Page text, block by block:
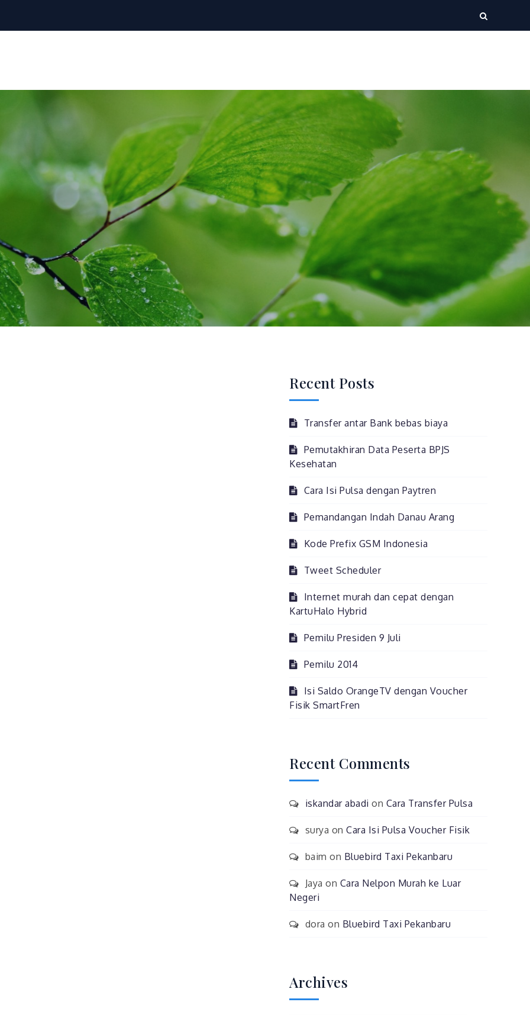
Recent Posts
Transfer antar Bank bebas biaya
Pemutakhiran Data Peserta BPJS
Kesehatan
Cara Isi Pulsa dengan Paytren
Pemandangan Indah Danau Arang
Kode Prefix GSM Indonesia
Tweet Scheduler
Internet murah dan cepat dengan
KartuHalo Hybrid
Pemilu Presiden 9 Juli
Pemilu 2014
Isi Saldo OrangeTV dengan Voucher
Fisik SmartFren
Recent Comments
iskandar abadi on Cara Transfer Pulsa
surya on Cara Isi Pulsa Voucher Fisik
baim on Bluebird Taxi Pekanbaru
Jaya on Cara Nelpon Murah ke Luar
Negeri
dora on Bluebird Taxi Pekanbaru
Archives